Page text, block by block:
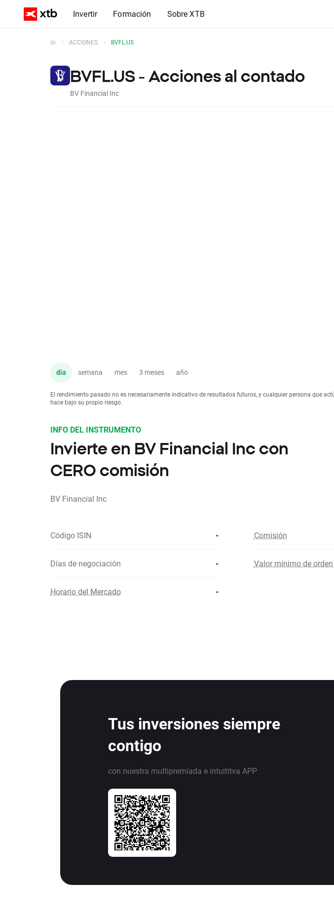
Invertir Formación Sobre XTB
ACCIONES BVFL.US
BVFL.US - Acciones al contado
BV Financial Inc
dia semana mes 3 meses año
El rendimiento pasado no es necesariamente indicativo de resultados futuros, y cualquier persona que
hace bajo su propio riesgo.
INFO DEL INSTRUMENTO
Invierte en BV Financial Inc con
CERO comisión
BV Financial Inc
Código ISIN - Comisión
Días de negociación - Valor mínimo de orden
Horario del Mercado -
Tus inversiones siempre
contigo
con nuestra multipremiada e intuititva APP